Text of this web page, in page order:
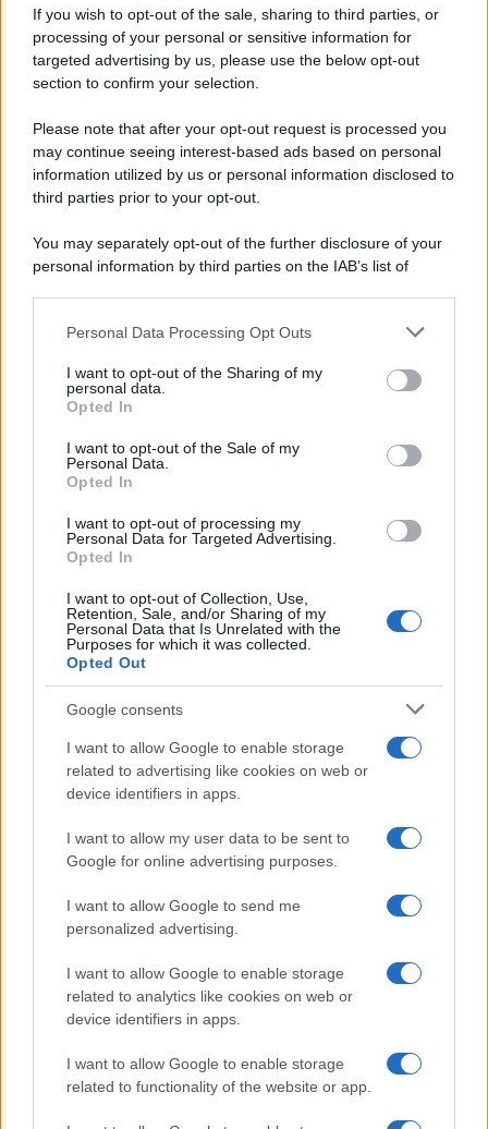
If you wish to opt-out of the sale, sharing to third parties, or
processing of your personal or sensitive information for
targeted advertising by us, please use the below opt-out
section to confirm your selection.
Please note that after your opt-out request is processed you
may continue seeing interest-based ads based on personal
information utilized by us or personal information disclosed to
third parties prior to your opt-out.
You may separately opt-out of the further disclosure of your
personal information by third parties on the IAB’s list of
This information may also be disclosed by us to third parties
disclose it to other third parties.
Please note that this website/app uses one or more Google
services and may gather and store information including but
not limited to your visit or usage behaviour. You may click to
grant or deny consent to Google and its third-party tags to
consent section.
Personal Data Processing Opt Outs
I want to opt-out of the Sharing of my
personal data.
Opted In
I want to opt-out of the Sale of my
Personal Data.
Opted In
I want to opt-out of processing my
Personal Data for Targeted Advertising.
Opted In
I want to opt-out of Collection, Use,
Retention, Sale, and/or Sharing of my
Personal Data that Is Unrelated with the
Purposes for which it was collected.
Opted Out
Google consents
I want to allow Google to enable storage
related to advertising like cookies on web or
device identifiers in apps.
I want to allow my user data to be sent to
Google for online advertising purposes.
I want to allow Google to send me
personalized advertising.
I want to allow Google to enable storage
related to analytics like cookies on web or
device identifiers in apps.
I want to allow Google to enable storage
related to functionality of the website or app.
Le fiduciarie di emanazione bancaria a
supporto delle operazioni di finanza
straordinaria e riassetti societari: intervista ad
Agenzia EvolutionAdv
Arredamento artigianale: pezzi unici che
raccontano storie
Lo sapevi che...
Avena ogni giorno: perché questo
cereale può migliorare davvero la
salute
Dieta e tumori: quattro abitudini
alimentari che possono aiutare a
ridurre il rischio
Venti anni fa nascevano le università
telematiche in Italia grazie ad
UniMarconi